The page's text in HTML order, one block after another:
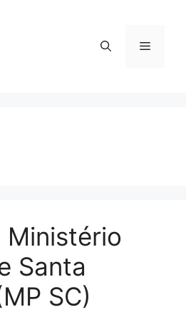
Menu
Ministério
Santa
SC)